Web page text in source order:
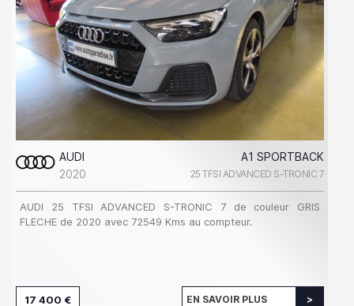
AUDI
A1 SPORTBACK
2020
25 TFSI ADVANCED S-TRONIC 7
AUDI 25 TFSI ADVANCED S-TRONIC 7 de couleur GRIS
FLECHE de 2020 avec 72549 Kms au compteur.
17 400 € EN SAVOIR PLUS